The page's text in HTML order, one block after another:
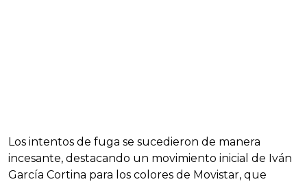
Los intentos de fuga se sucedieron de manera
incesante, destacando un movimiento inicial de Iván
García Cortina para los colores de Movistar, que